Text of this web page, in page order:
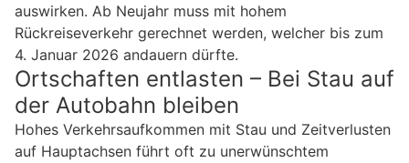
auswirken. Ab Neujahr muss mit hohem
Rückreiseverkehr gerechnet werden, welcher bis zum
4. Januar 2026 andauern dürfte.
Ortschaften entlasten – Bei Stau auf
der Autobahn bleiben
Hohes Verkehrsaufkommen mit Stau und Zeitverlusten
auf Hauptachsen führt oft zu unerwünschtem